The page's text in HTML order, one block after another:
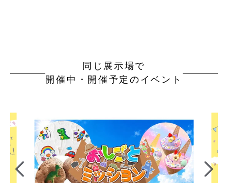
同じ展示場で
開催中・開催予定のイベント